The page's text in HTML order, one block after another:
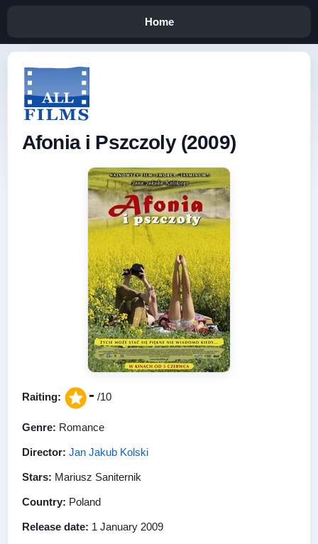
Home
Afonia i Pszczoly (2009)
Raiting: - /10
Genre: Romance
Director: Jan Jakub Kolski
Stars: Mariusz Saniternik
Country: Poland
Release date: 1 January 2009